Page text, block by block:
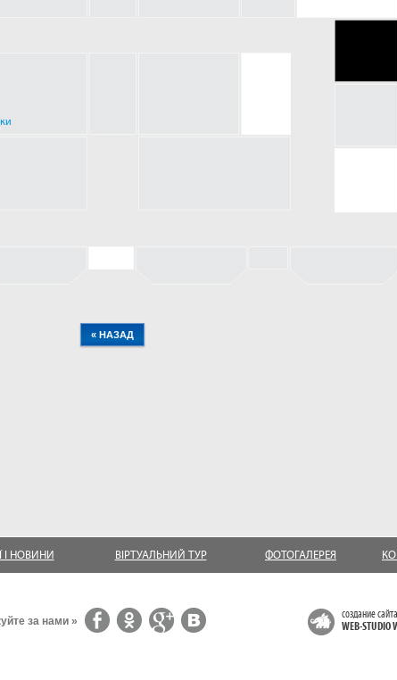
« НАЗАД
І НОВИНИ ВІРТУАЛЬНИЙ ТУР ФОТОГАЛЕРЕЯ
за нами »
создание сайта
WEB-STUDIO